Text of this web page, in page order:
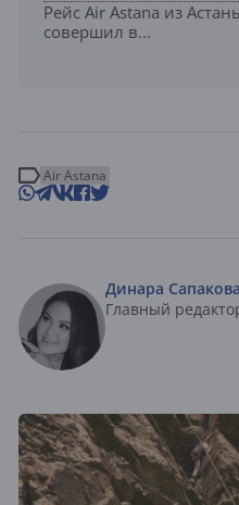
Рейс Air Astana из
совершил в...
Air Astana
Динара Сапакова
Главный